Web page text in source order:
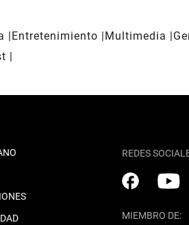
Entretenimiento Multimedia
REDES
MIEMBRO DE: